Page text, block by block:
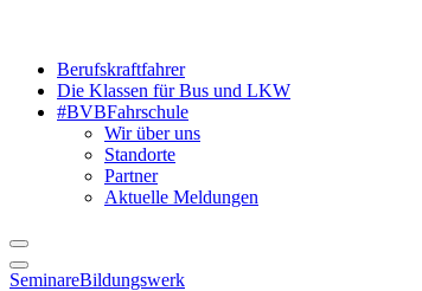
Berufskraftfahrer
Die Klassen für Bus und LKW
#BVBFahrschule
Wir über uns
Standorte
Partner
Aktuelle Meldungen
SeminareBildungswerk